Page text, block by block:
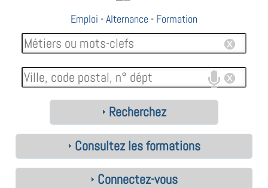
Emploi -Alternance - Formation
Recherchez
Consultez les formations
Connectez-vous